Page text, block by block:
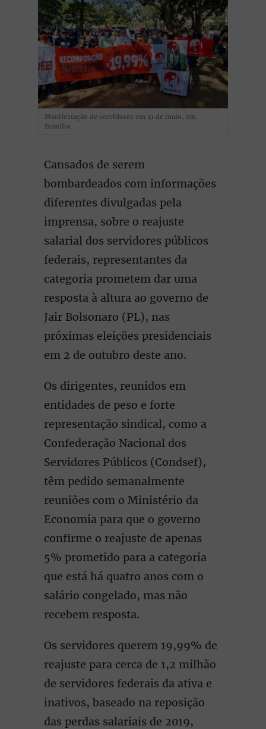
Manifestação de servidores em 31 de maio, em
Brasília
Cansados de serem
bombardeados com informações
diferentes divulgadas pela
imprensa, sobre o reajuste
salarial dos servidores públicos
federais, representantes da
categoria prometem dar uma
resposta à altura ao governo de
Jair Bolsonaro (PL), nas
próximas eleições presidenciais
em 2 de outubro deste ano.
Os dirigentes, reunidos em
entidades de peso e forte
representação sindical, como a
Confederação Nacional dos
Servidores Públicos (Condsef),
têm pedido semanalmente
reuniões com o Ministério da
Economia para que o governo
confirme o reajuste de apenas
5% prometido para a categoria
que está há quatro anos com o
salário congelado, mas não
recebem resposta.
Os servidores querem 19,99% de
reajuste para cerca de 1,2 milhão
de servidores federais da ativa e
inativos, baseado na reposição
das perdas salariais de 2019,